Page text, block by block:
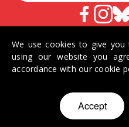
Mein
© 2026 Helvetiq SA.
We use cookies to give you
using our website you
accordance with our cookie
Accept